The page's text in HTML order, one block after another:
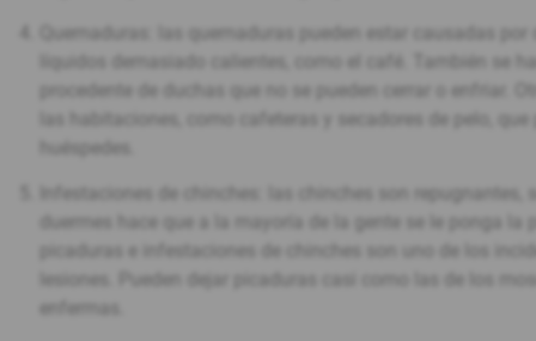
Quemaduras: las quemaduras pueden estar causadas
líquidos demasiado calientes, como el café. También se
procedente de duchas que no se pueden cerrar o enfriar.
las habitaciones, como cafeteras y secadores de pelo,
huéspedes.
Infestaciones de chinches: las chinches son
duermes hace que a la mayoría de la gente se le ponga
picaduras e infestaciones de chinches son uno de los
lesiones. Pueden dejar picaduras casi como las de los
enfermas.